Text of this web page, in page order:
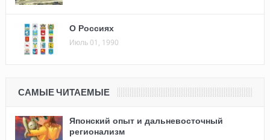
О Россиях
Июль 01, 1990
САМЫЕ ЧИТАЕМЫЕ
Японский опыт и дальневосточный
регионализм